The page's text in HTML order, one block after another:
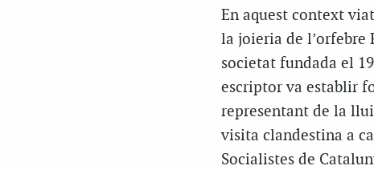
En aquest context
la joieria de l’orfebre
societat fundada el
escriptor va establir
representant de la
visita clandestina a
Socialistes de